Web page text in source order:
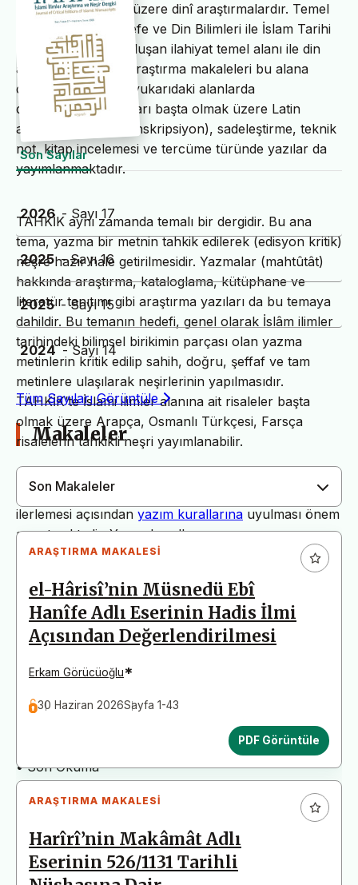
ilimler başta olmak üzere dinî araştırmalardır. Temel
İslam Bilimleri, Felsefe ve Din Bilimleri ile İslam Tarihi
ve Sanatları’ndan oluşan ilahiyat temel alanı ile din
alanındaki bilimsel araştırma makaleleri bu alana
dâhildir. TAHKİK’te yukarıdaki alanlarda
değerlendirme yazıları başta olmak üzere Latin
alfabesine nakil (transkripsiyon), sadeleştirme, teknik
not, kitap incelemesi ve tercüme türünde yazılar da
yayımlanmaktadır.
TAHKİK aynı zamanda temalı bir dergidir. Bu ana
tema, yazma bir metnin tahkik edilerek (edisyon kritik)
neşre hazır hale getirilmesidir. Yazmalar (mahtûtât)
hakkında araştırma, kataloglama, kütüphane ve
literatür tanıtımı gibi araştırma yazıları da bu temaya
dahildir. Bu temanın hedefi, genel olarak İslâm ilimler
tarihindeki bilimsel birikimin parçası olan yazma
metinlerin kritik edilip sahih, doğru, şeffaf ve tam
metinlere ulaşılarak neşirlerinin yapılmasıdır.
TAHKİK’te İslami ilimler alanına ait risaleler başta
olmak üzere Arapça, Osmanlı Türkçesi, Farsça
risalelerin tahkikli neşri yayımlanabilir.
Dergimiz yayın süreçlerinin daha hızlı ve sağlıklı
ilerlemesi açısından yazım kurallarına uyulması önem
arz etmektedir. Yazım kurallarına uymayan
başvurular değerlendirme aşamasına alınmadan iade
edilecektir. Bu nedenle çalışmalarınızı yüklemeden
önce çalışmanızın yazım kurallarına uygun olarak
düzenlendiğinden emin olunuz.
Yayın İnceleme Süreci (Yaklaşık 130 Gün)
• Editör İncelemesi
• Şekilsel ve Etik Ön İnceleme
• Son Okuma
Son Sayılar
2026 - Sayı 17
2025 - Sayı 16
2025 - Sayı 15
2024 - Sayı 14
Tüm Sayıları Görüntüle
Makaleler
Son Makaleler
ARAŞTIRMA MAKALESI
el-Hârisî’nin Müsnedü Ebî
Hanîfe Adlı Eserinin Hadis İlmi
Açısından Değerlendirilmesi
Erkam Görücüoğlu*
30 Haziran 2026Sayfa 1-43
PDF Görüntüle
ARAŞTIRMA MAKALESI
Harîrî’nin Makâmât Adlı
Eserinin 526/1131 Tarihli